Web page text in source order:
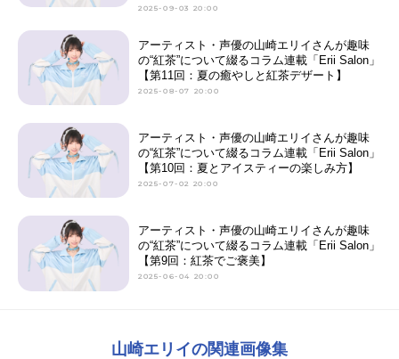
2025-09-03 20:00
アーティスト・声優の山崎エリイさんが趣味
の“紅茶”について綴るコラム連載「Erii Salon」
【第11回：夏の癒やしと紅茶デザート】
2025-08-07 20:00
アーティスト・声優の山崎エリイさんが趣味
の“紅茶”について綴るコラム連載「Erii Salon」
【第10回：夏とアイスティーの楽しみ方】
2025-07-02 20:00
アーティスト・声優の山崎エリイさんが趣味
の“紅茶”について綴るコラム連載「Erii Salon」
【第9回：紅茶でご褒美】
2025-06-04 20:00
山崎エリイの関連画像集